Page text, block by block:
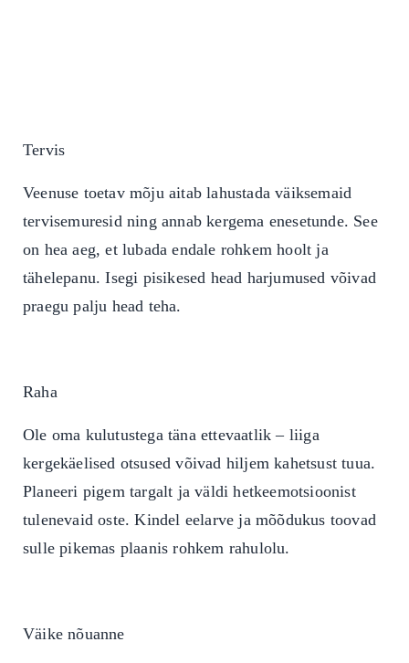
Tervis
Veenuse toetav mõju aitab lahustada väiksemaid
tervisemuresid ning annab kergema enesetunde. See
on hea aeg, et lubada endale rohkem hoolt ja
tähelepanu.Isegi pisikesed head harjumused võivad
praegu palju head teha.
Raha
Ole oma kulutustega täna ettevaatlik – liiga
kergekäelised otsused võivad hiljem kahetsust tuua.
Planeeri pigem targalt ja väldi hetkeemotsioonist
tulenevaid oste.Kindel eelarve ja mõõdukus toovad
sulle pikemas plaanis rohkem rahulolu.
Väike nõuanne